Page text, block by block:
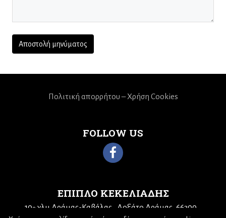
ΕΠΙΠΛΟ ΚΕΚΕΛΙΑΔΗΣ
10ο χλμ Δράμας-Καβάλας
Δοξάτο Δράμας, 66300
FOLLOW US
Πολιτική απορρήτου – Χρήση Cookies